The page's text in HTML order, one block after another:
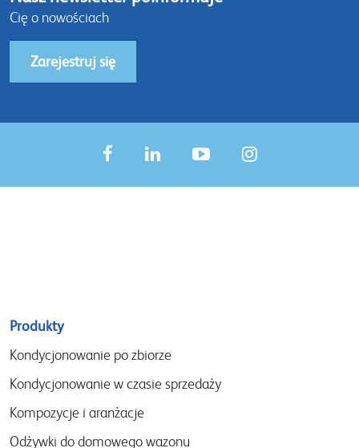
Cię o nowościach
Zarejestruj się
Sitemap
menu
Produkty
Kondycjonowanie po zbiorze
Kondycjonowanie w czasie sprzedaży
Kompozycje i aranżacje
Odżywki do domowego wazonu